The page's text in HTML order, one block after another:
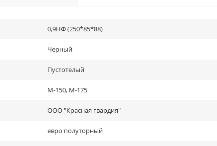
0,9НФ (250*85*88)
Черный
Пустотелый
М-150, М-175
ООО "Красная гвардия"
евро полуторный